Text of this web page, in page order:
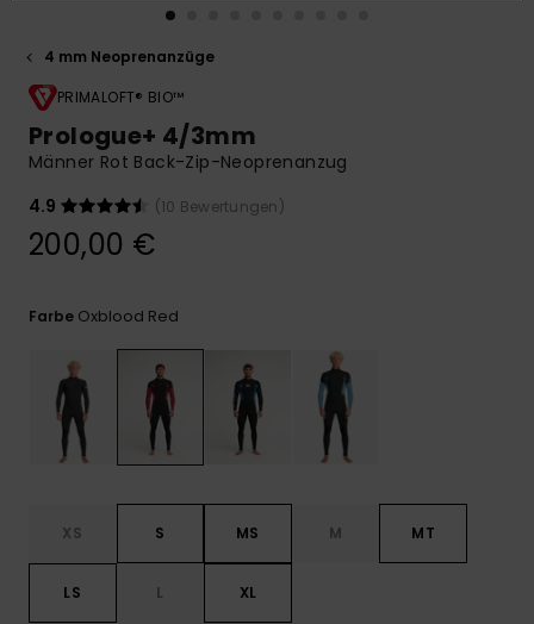
Unterhaltung
Antworten auf
die häufigsten
unser
4 mm Neoprenanzüge
PRIMALOFT® BIO™
Prologue+ 4/3mm
Männer Rot Back-Zip-Neoprenanzug
4.9
(10 Bewertungen)
200,00 €
Farbe Oxblood Red
XS S MS M MT
LS L XL